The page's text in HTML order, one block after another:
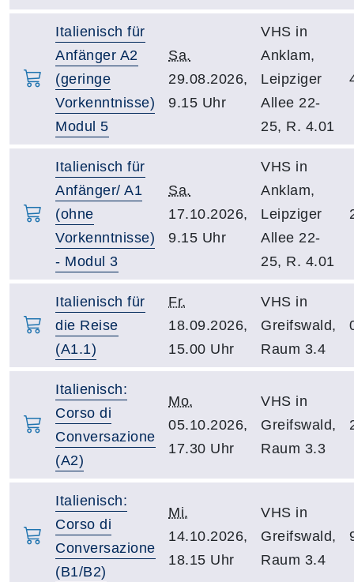
Italienisch für
Anfänger A2
(geringe
Vorkenntnisse)
Modul 5
Sa.
29.08.2026,
9.15 Uhr
VHS in
Anklam,
Leipziger
Allee 22-
25, R. 4.01
Italienisch für
Anfänger/ A1
(ohne
Vorkenntnisse)
- Modul 3
Sa.
17.10.2026,
9.15 Uhr
VHS in
Anklam,
Leipziger
Allee 22-
25, R. 4.01
Italienisch für
die Reise
(A1.1)
Fr.
18.09.2026,
15.00 Uhr
VHS in
Greifswald,
Raum 3.4
Italienisch:
Corso di
Conversazione
(A2)
Mo.
05.10.2026,
17.30 Uhr
VHS in
Greifswald,
Raum 3.3
Italienisch:
Corso di
Conversazione
(B1/B2)
Mi.
14.10.2026,
18.15 Uhr
VHS in
Greifswald,
Raum 3.4